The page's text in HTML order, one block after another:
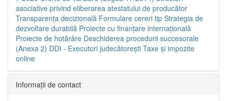
asociative privind eliberarea atestatului de producător
Transparenţa decizională Formulare cereri tip Strategia de
dezvoltare durabilă Proiecte cu finanţare internaţională
Proiecte de hotărâre Deschiderea procedurii succesorale
(Anexa 2) DDI - Executori judecătorești Taxe şi impozite
online
Informaţii de contact